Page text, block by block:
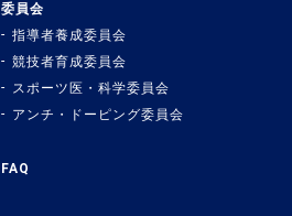
委員会
指導者養成委員会
競技者育成委員会
スポーツ医・科学委員会
アンチ・ドーピング委員会
FAQ